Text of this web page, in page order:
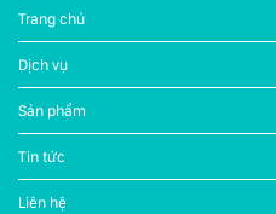
Trang chủ
Dịch vụ
Sản phẩm
Tin tức
Liên hệ